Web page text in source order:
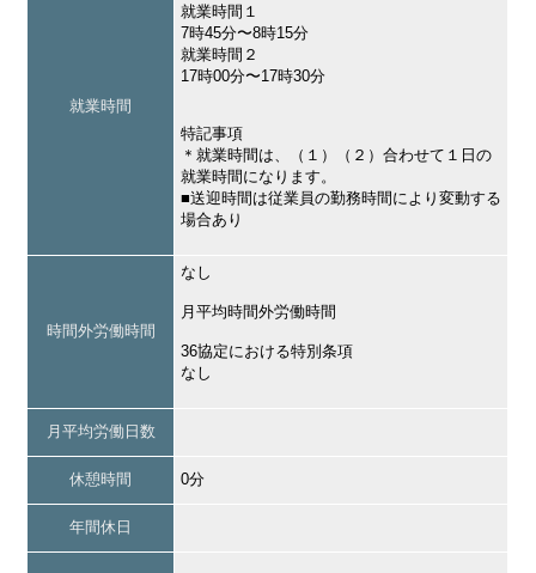
就業時間
就業時間１
7時45分〜8時15分
就業時間２
17時00分〜17時30分
特記事項
＊就業時間は、（１）（２）合わせて１日の
就業時間になります。
■送迎時間は従業員の勤務時間により変動する
場合あり
時間外労働時間
なし
月平均時間外労働時間
36協定における特別条項
なし
月平均労働日数
休憩時間 0分
年間休日